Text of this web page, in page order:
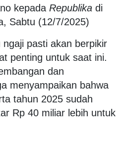
kepada Republika di
Sabtu (12/7/2025)
pasti akan berpikir
penting untuk saat ini.
dan
menyampaikan bahwa
tahun 2025 sudah
Rp 40 miliar lebih untuk